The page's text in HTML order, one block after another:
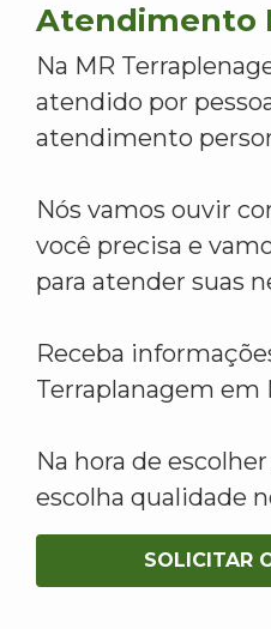
Atendimento
Na MR
atendido por
atendimento
Nós vamos ouvir
você precisa e
para atender suas
Receba
Terraplanagem em
Na hora de
escolha qualidade
SOLICITAR